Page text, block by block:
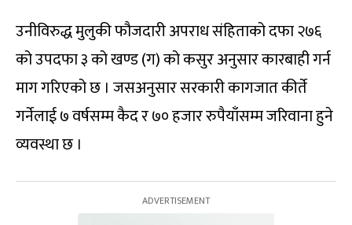
उनीविरुद्ध मुलुकी फौजदारी अपराध संहिताको दफा २७६
को उपदफा ३ को खण्ड (ग) को कसुर अनुसार कारबाही गर्न
माग गरिएको छ । जसअनुसार सरकारी कागजात कीर्ते
गर्नेलाई ७ वर्षसम्म कैद र ७० हजार रुपैयाँसम्म जरिवाना हुने
व्यवस्था छ ।